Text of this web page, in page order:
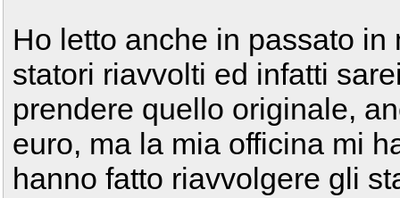
Ho letto anche in passato
statori riavvolti ed infatti
prendere quello originale,
euro, ma la mia officina mi
hanno fatto riavvolgere gli